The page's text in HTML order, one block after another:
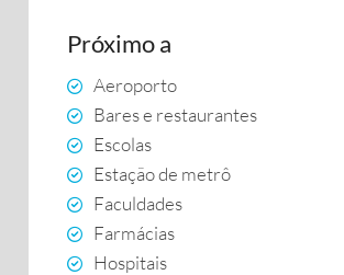
Próximo a
Aeroporto
Bares e restaurantes
Escolas
Estação de metrô
Faculdades
Farmácias
Hospitais